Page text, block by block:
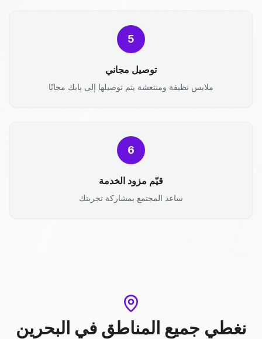
5
توصيل مجاني
ملابس نظيفة ومنتعشة يتم توصيلها إلى بابك مجانًا
6
قيّم مزود الخدمة
ساعد المجتمع بمشاركة تجربتك
نغطي جميع المناطق في البحرين